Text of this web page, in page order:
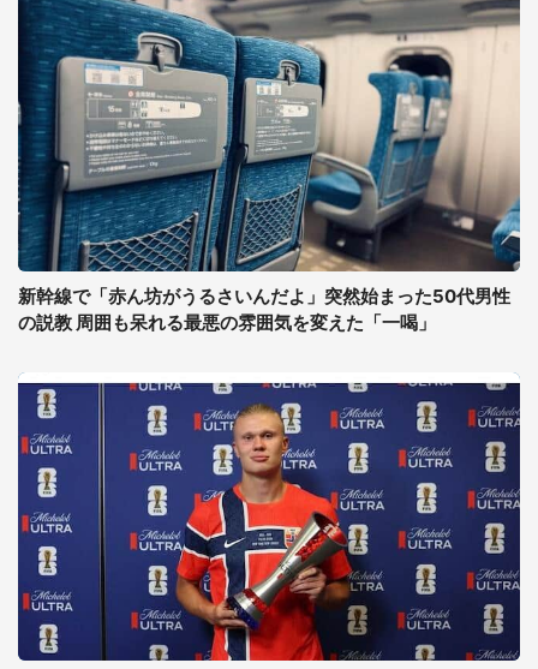
新幹線で「赤ん坊がうるさいんだよ」突然始まった50代男性
の説教 周囲も呆れる最悪の雰囲気を変えた「一喝」